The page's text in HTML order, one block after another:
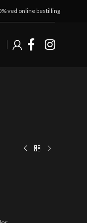
ved online bestilling